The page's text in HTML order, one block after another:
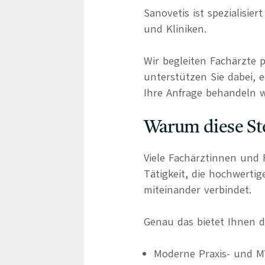
Sanovetis ist
und Kliniken.
Wir begleiten Fachärzte
unterstützen Sie dabei,
Ihre Anfrage behandeln
Warum diese
Viele Fachärztinnen
Tätigkeit, die
miteinander verbindet.
Genau das bietet Ihnen
Moderne Praxis- und